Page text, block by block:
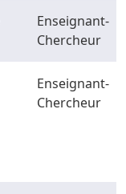
Enseignant-
Chercheur
Enseignant-
Chercheur